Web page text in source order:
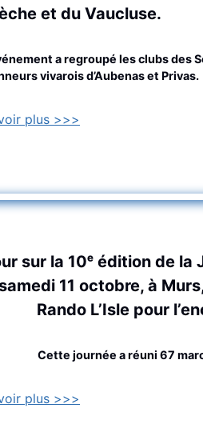
et du Vaucluse.
a regroupé les clubs des
vivarois d’Aubenas et Privas.
plus >>>
sur la 10ᵉ édition de la
11 octobre, à Murs
Rando L’Isle pour
Cette journée a réuni 67
plus >>>